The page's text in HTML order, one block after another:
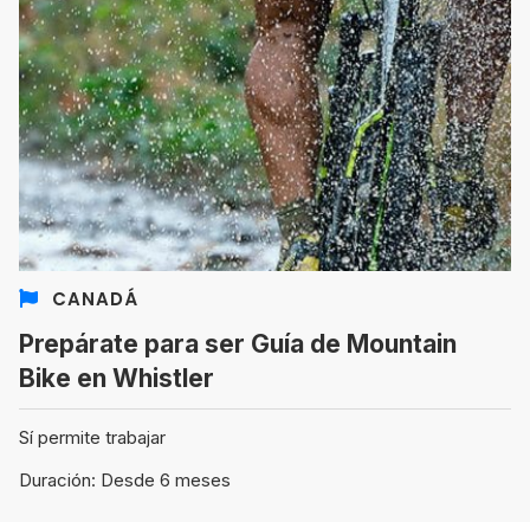
CANADÁ
Prepárate para ser Guía de Mountain
Bike en Whistler
Sí permite trabajar
Duración: Desde 6 meses